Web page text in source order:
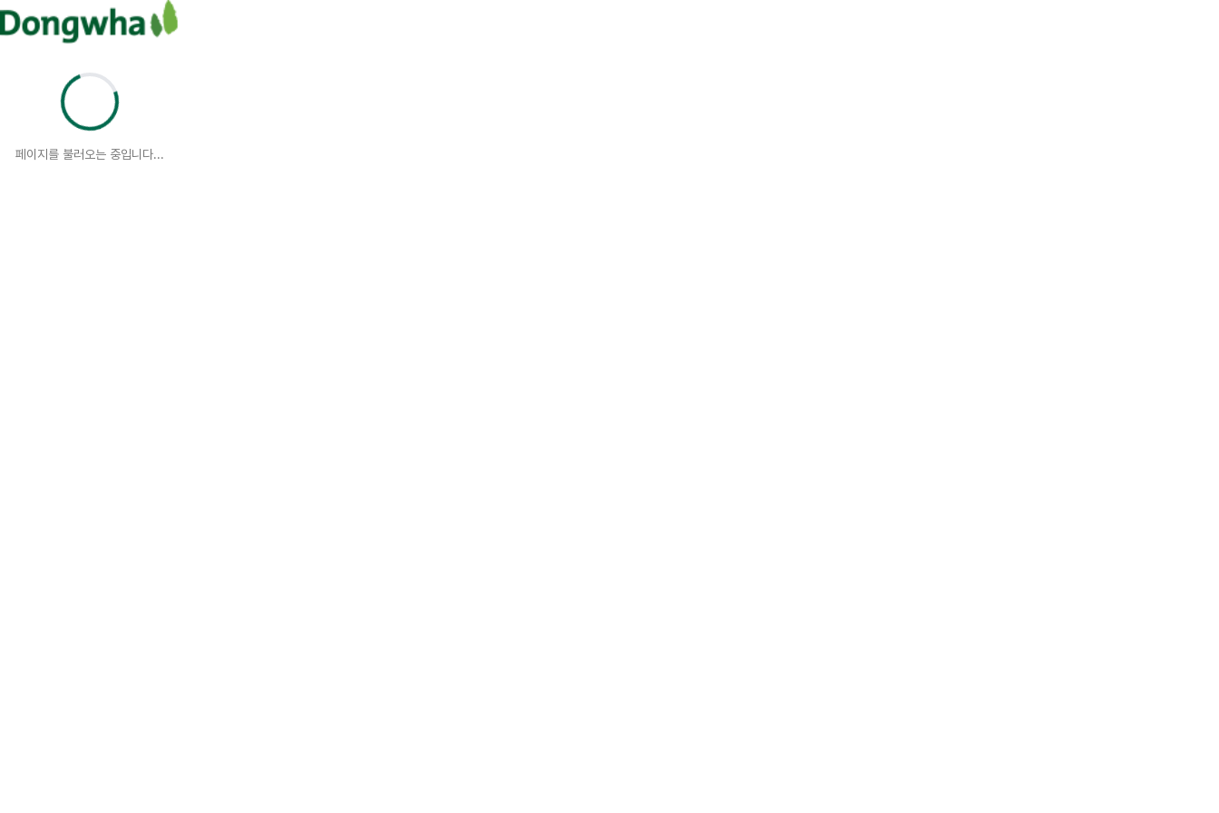
페이지를 불러오는 중입니다...